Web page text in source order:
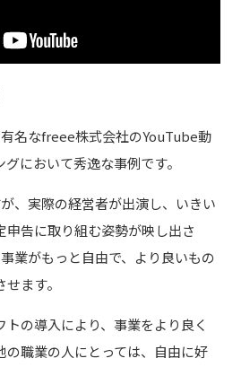
名なfreee株式会社のYouTube動
において秀逸な事例です。
、実際の経営者が出演し、いきい
申告に取り組む姿勢が映し出さ
業がもっと自由で、より良いもの
ます。
の導入により、事業をより良く
の職業の人にとっては、自由に好